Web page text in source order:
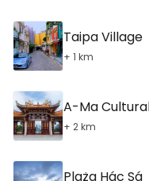
Taipa Village
+ 1 km
A-Ma
+ 2 km
Plaża Hác Sá